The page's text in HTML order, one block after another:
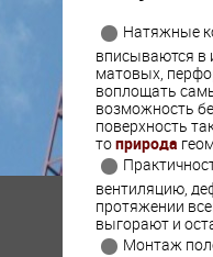
Натяжные
вписываются в
матовых,
воплощать
возможность
поверхность
топрирода
вентиляцию,
протяжении
выгорают и
Монтаж